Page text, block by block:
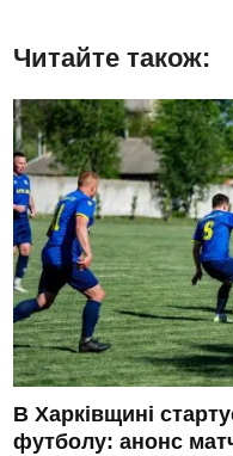
Читайте також:
В Харківщині
футболу: анонс